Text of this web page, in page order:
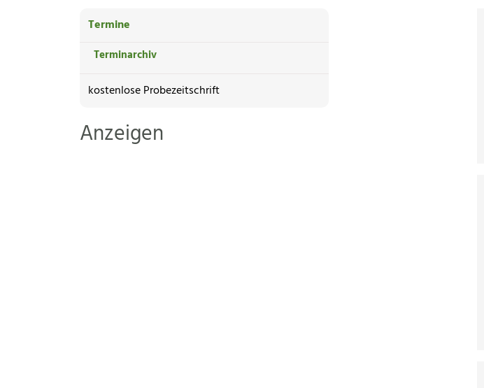
Termine
Terminarchiv
kostenlose Probezeitschrift
Anzeigen